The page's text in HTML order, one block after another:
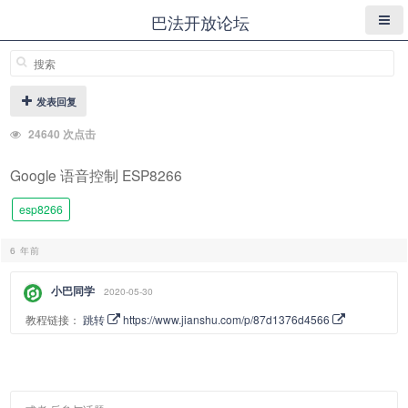
巴法开放论坛
发表回复
24640 次点击
Google 语音控制 ESP8266
esp8266
6 年前
小巴同学 2020-05-30
教程链接： 跳转 https://www.jianshu.com/p/87d1376d4566